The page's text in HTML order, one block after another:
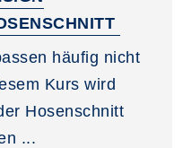
häufig nicht
Kurs wird
Hosenschnitt
...